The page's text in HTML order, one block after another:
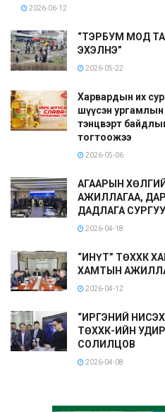
2026-06-12
“ТЭРБУМ МОД
ЭХЭЛНЭ”
2026-05-22
Харвардын их
шүүсэн ургамлын
тэнцвэрт
тогтоожээ
2026-05-06
АГААРЫН
АЖИЛЛАГАА,
ДАДЛАГА
2026-04-18
“ИНҮТ” ТӨХХК
ХАМТЫН
2026-04-12
“ИРГЭНИЙ
ТӨХХК-ИЙН
СОЛИЛЦОВ
2026-04-08